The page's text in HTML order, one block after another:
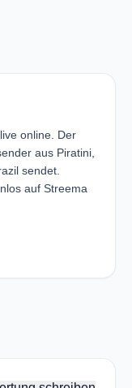
online. Der
aus Piratini,
sendet.
auf Streema